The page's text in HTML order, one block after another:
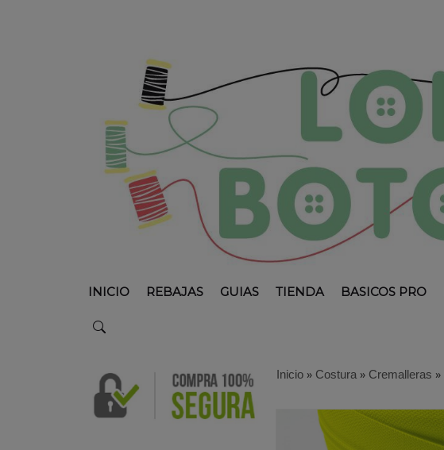
INICIO REBAJAS GUIAS TIENDA BASICOS PRO
Inicio»Costura»Cremalleras »